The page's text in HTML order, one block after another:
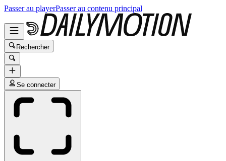
Passer au playerPasser au contenu principal
Rechercher
Se connecter